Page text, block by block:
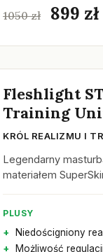
1050 zł 899 zł
Fleshlight
Training
KRÓL REALIZMU I
Legendarny
materiałem
PLUSY
Niedościgniony
Możliwość